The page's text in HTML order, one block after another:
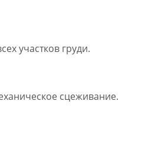
участков груди.
сцеживание.